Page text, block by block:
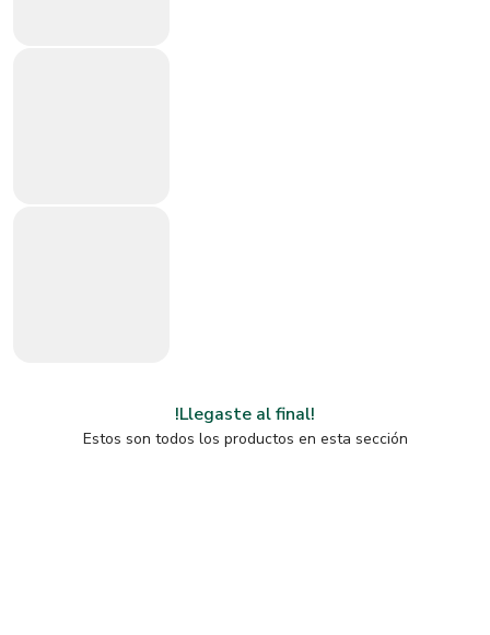
!Llegaste al final!
Estos son todos los productos en esta sección